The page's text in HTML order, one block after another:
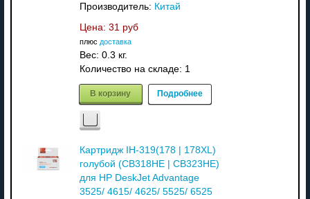
Производитель: Китай
Цена: 31 руб
плюс доставка
Вес: 0.3 кг.
Количество на складе: 1
В корзину Подробнее
Картридж IH-319(178 | 178XL)
голубой (CB318HE | CB323HE)
для HP DeskJet Advantage
3525/ 4615/ 4625/ 5525/ 6525